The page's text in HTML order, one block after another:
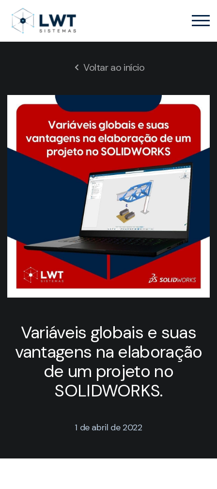
Voltar ao início
Variáveis globais e suas
vantagens na elaboração
de um projeto no
SOLIDWORKS.
1 de abril de 2022